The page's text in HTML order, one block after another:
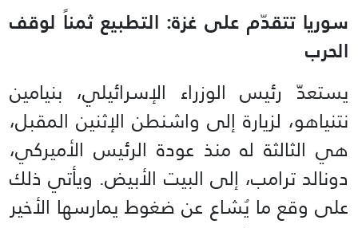
سوريا تتقدّم على غزة: التطبيع ثمناً لوقف
الحرب
يستعدّ رئيس الوزراء الإسرائيلي، بنيامين
نتنياهو، لزيارة إلى واشنطن الإثنين المقبل،
هي الثالثة له منذ عودة الرئيس الأميركي،
دونالد ترامب، إلى البيت الأبيض. ويأتي ذلك
على وقع ما يُشاع عن ضغوط يمارسها الأخير